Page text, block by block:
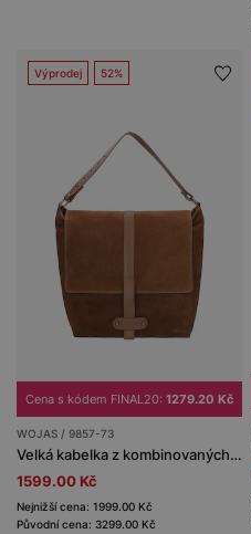
Výprodej 52%
Cena s kódem FINAL20: 1279.20 Kč
WOJAS / 9857-73
Velká kabelka z kombinovaných kůží
1599.00 Kč
Nejnižší cena: 1999.00 Kč
Původní cena: 3299.00 Kč